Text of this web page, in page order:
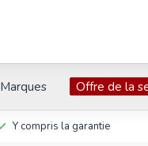
Marques Offre de la
Y compris la garantie